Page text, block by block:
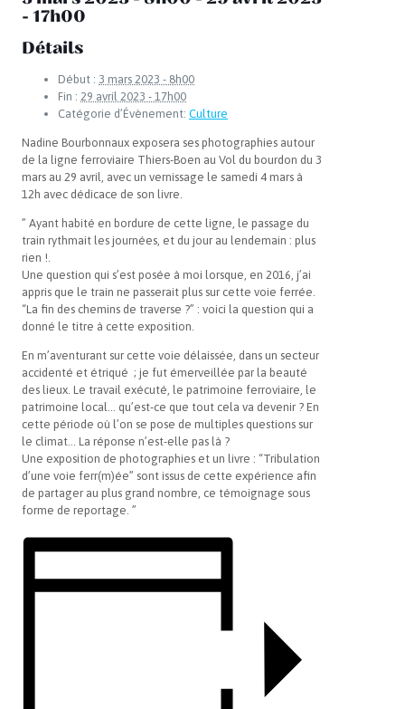
- 17h00
Détails
Début : 3 mars 2023 - 8h00
Fin : 29 avril 2023 - 17h00
Catégorie d’Évènement: Culture
Nadine Bourbonnaux exposera ses photographies autour
de la ligne ferroviaire Thiers-Boen au Vol du bourdon du 3
mars au 29 avril, avec un vernissage le samedi 4 mars à
12h avec dédicace de son livre.
” Ayant habité en bordure de cette ligne, le passage du
train rythmait les journées, et du jour au lendemain : plus
rien !.
Une question qui s’est posée à moi lorsque, en 2016, j’ai
appris que le train ne passerait plus sur cette voie ferrée.
“La fin des chemins de traverse ?” : voici la question qui a
donné le titre à cette exposition.
En m’aventurant sur cette voie délaissée, dans un secteur
accidenté et étriqué ; je fut émerveillée par la beauté
des lieux. Le travail exécuté, le patrimoine ferroviaire, le
patrimoine local… qu’est-ce que tout cela va devenir ? En
cette période où l’on se pose de multiples questions sur
le climat… La réponse n’est-elle pas là ?
Une exposition de photographies et un livre : “Tribulation
d’une voie ferr(m)ée” sont issus de cette expérience afin
de partager au plus grand nombre, ce témoignage sous
forme de reportage. ”